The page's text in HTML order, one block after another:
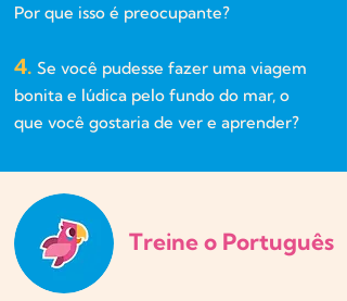
Por que isso é preocupante?
4. Se você pudesse fazer uma viagem
bonita e lúdica pelo fundo do mar, o
que você gostaria de ver e aprender?
Treine o Português